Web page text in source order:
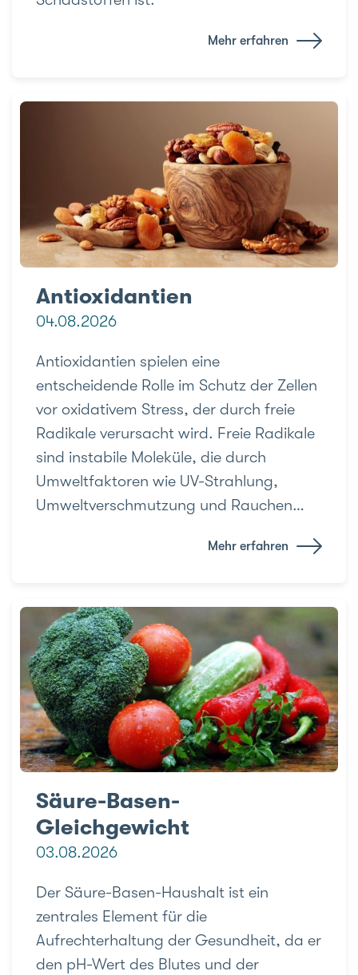
Mehr erfahren
Antioxidantien
04.08.2026
Antioxidantien spielen eine
entscheidende Rolle im Schutz der Zellen
vor oxidativem Stress, der durch freie
Radikale verursacht wird. Freie Radikale
sind instabile Moleküle, die durch
Umweltfaktoren wie UV-Strahlung,
Umweltverschmutzung und Rauchen…
Mehr erfahren
Säure-Basen-
Gleichgewicht
03.08.2026
Der Säure-Basen-Haushalt ist ein
zentrales Element für die
Aufrechterhaltung der Gesundheit, da er
den pH-Wert des Blutes und der